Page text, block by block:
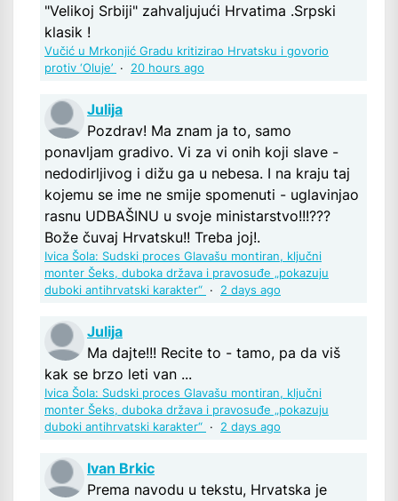
"Velikoj Srbiji" zahvaljujući Hrvatima .Srpski
klasik !
Vučić u Mrkonjić Gradu kritizirao Hrvatsku i govorio
protiv ‘Oluje’ · 20 hours ago
Julija
Pozdrav! Ma znam ja to, samo
ponavljam gradivo. Vi za vi onih koji slave -
nedodirljivog i dižu ga u nebesa. I na kraju taj
kojemu se ime ne smije spomenuti - uglavinjao
rasnu UDBAŠINU u svoje ministarstvo!!!???
Bože čuvaj Hrvatsku!! Treba joj!.
Ivica Šola: Sudski proces Glavašu montiran, ključni
monter Šeks, duboka država i pravosuđe „pokazuju
duboki antihrvatski karakter“ · 2 days ago
Julija
Ma dajte!!! Recite to - tamo, pa da viš
kak se brzo leti van ...
Ivica Šola: Sudski proces Glavašu montiran, ključni
monter Šeks, duboka država i pravosuđe „pokazuju
duboki antihrvatski karakter“ · 2 days ago
Ivan Brkic
Prema navodu u tekstu, Hrvatska je